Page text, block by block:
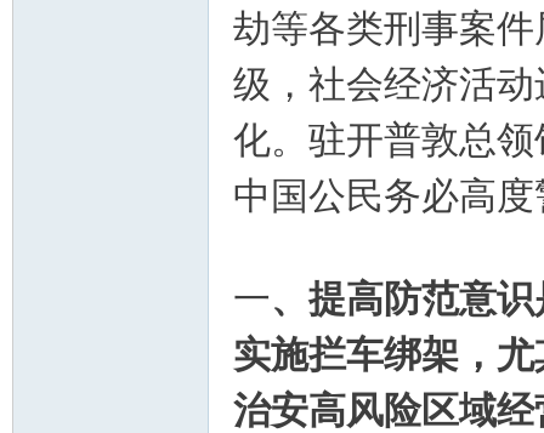
劫等各类刑事案
级，社会经济活
化。驻开普敦总
中国公民务必高
一、提高防范意
实施拦车绑架，
治安高风险区域